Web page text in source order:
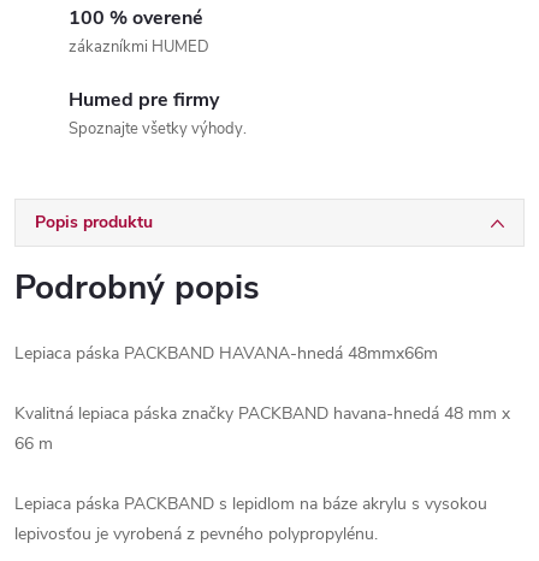
100 % overené
zákazníkmi HUMED
Humed pre firmy
Spoznajte všetky výhody.
Popis produktu
Podrobný popis
Lepiaca páska PACKBAND HAVANA-hnedá 48mmx66m
Kvalitná lepiaca páska značky PACKBAND havana-hnedá 48 mm x
66 m
Lepiaca páska PACKBAND s lepidlom na báze akrylu s vysokou
lepivosťou je vyrobená z pevného polypropylénu.